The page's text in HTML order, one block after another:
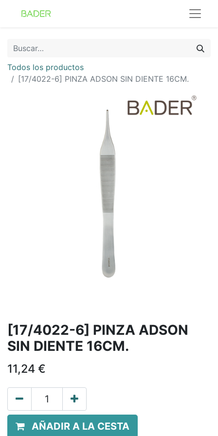
Todos los productos
[17/4022-6] PINZA ADSON SIN DIENTE 16CM.
[17/4022-6] PINZA ADSON
SIN DIENTE 16CM.
11,24 €
AÑADIR A LA CESTA